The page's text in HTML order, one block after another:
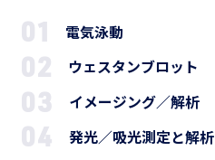
電気泳動
ウェスタンブロット
イメージング／解析
発光／吸光測定と解析